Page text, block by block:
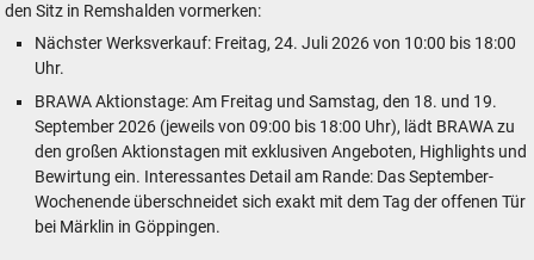
den Sitz in Remshalden vormerken:
Nächster Werksverkauf: Freitag, 24. Juli 2026 von 10:00 bis 18:00
Uhr.
BRAWA Aktionstage: Am Freitag und Samstag, den 18. und 19.
September 2026 (jeweils von 09:00 bis 18:00 Uhr), lädt BRAWA zu
den großen Aktionstagen mit exklusiven Angeboten, Highlights und
Bewirtung ein. Interessantes Detail am Rande: Das September-
Wochenende überschneidet sich exakt mit dem Tag der offenen Tür
bei Märklin in Göppingen.